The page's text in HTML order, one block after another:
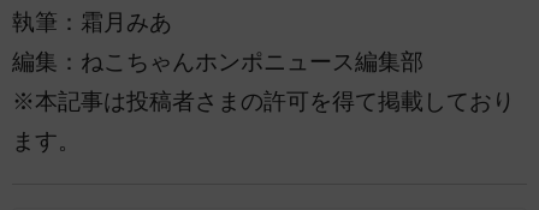
執筆：霜月みあ
編集：ねこちゃんホンポニュース編集部
※本記事は投稿者さまの許可を得て掲載しており
ます。